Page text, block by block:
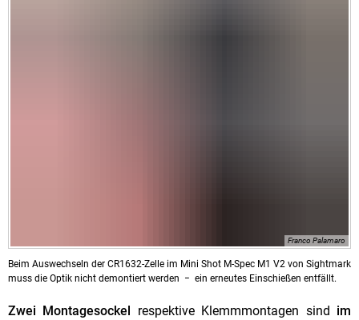
Franco Palamaro
Beim Auswechseln der CR1632-Zelle im Mini Shot M-Spec M1 V2 von Sightmark
muss die Optik nicht demontiert werden − ein erneutes Einschießen entfällt.
Zwei Montagesockel respektive Klemmmontagen sind im